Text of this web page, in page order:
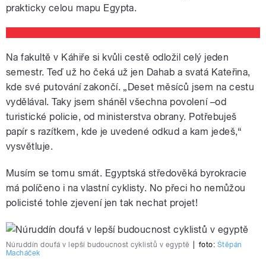
prakticky celou mapu Egypta.
Na fakultě v Káhiře si kvůli cestě odložil celý jeden
semestr. Teď už ho čeká už jen Dahab a svatá Kateřina,
kde své putování zakončí. „Deset měsíců jsem na cestu
vydělával. Taky jsem sháněl všechna povolení –od
turistické policie, od ministerstva obrany. Potřebuješ
papír s razítkem, kde je uvedené odkud a kam jedeš,“
vysvětluje.
Musím se tomu smát. Egyptská středověká byrokracie
má políčeno i na vlastní cyklisty. No přeci ho nemůžou
policisté tohle zjevení jen tak nechat projet!
Núruddín doufá v lepší budoucnost cyklistů v egyptě foto: Štěpán
Macháček